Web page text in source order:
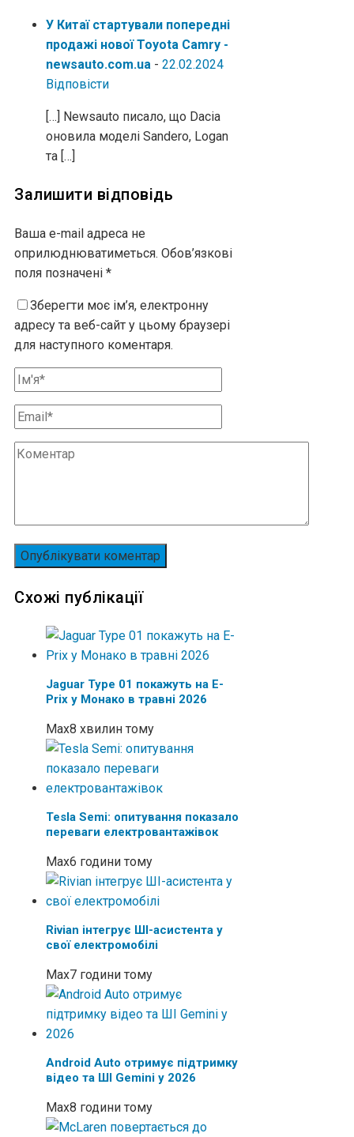
У Китаї стартували попередні
продажі нової Toyota Camry -
newsauto.com.ua - 22.02.2024
Відповіcти
[…] Newsauto писало, що Dacia
оновила моделі Sandero, Logan
та […]
Залишити відповідь
Ваша e-mail адреса не
оприлюднюватиметься. Обов’язкові
поля позначені *
Зберегти моє ім’я, електронну
адресу та веб-сайт у цьому браузері
для наступного коментаря.
Схожі публікації
Jaguar Type 01 покажуть на E-
Prix у Монако в травні 2026
Max8 хвилин тому
Tesla Semi: опитування показало
переваги електровантажівок
Max6 години тому
Rivian інтегрує ШІ-асистента у
свої електромобілі
Max7 години тому
Android Auto отримує підтримку
відео та ШІ Gemini у 2026
Max8 години тому